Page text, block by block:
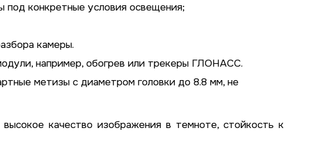
под конкретные условия освещения;
камеры.
например, обогрев или трекеры ГЛОНАСС.
метизы с диаметром головки до 8.8 мм, не
качество изображения в темноте, стойкость к